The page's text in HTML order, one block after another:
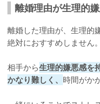
離婚理由が生理的
離婚した理由が、生理的
絶対におすすめしません。
相手から生理的嫌悪感を
かなり難しく、 時間がか